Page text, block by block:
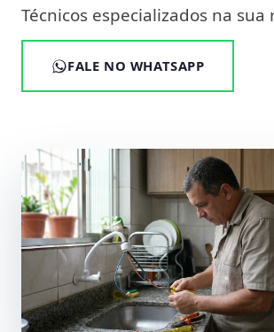
Técnicos especializados na sua
FALE NO WHATSAPP